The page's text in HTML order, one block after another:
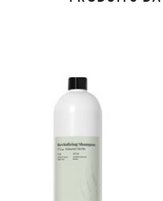
DÉTAILS